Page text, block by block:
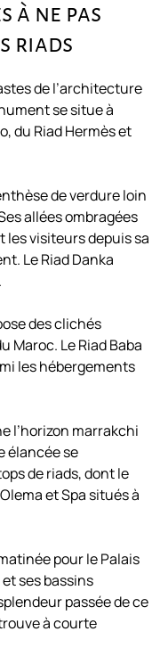
à ne pas
riads
de l’architecture
se situe à
du Riad Hermès et
de verdure loin
allées ombragées
visiteurs depuis sa
Le Riad Danka
des clichés
Maroc. Le Riad Baba
les hébergements
l’horizon marrakchi
élancée se
de riads, dont le
et Spa situés à
pour le Palais
ses bassins
passée de ce
à courte